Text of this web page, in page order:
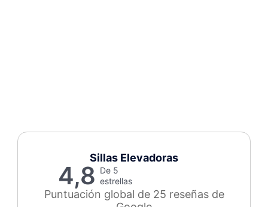
Sillas Elevadoras
4,8 De 5
estrellas
Puntuación global de 25 reseñas de